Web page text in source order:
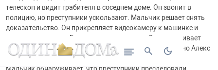
телескоп и видит грабителя в соседнем доме. Он звонит в
полицию, но преступники ускользают. Мальчик решает снять
доказательство. Он прикрепляет видеокамеру к машинке и
запускает ее в дом. Бопре замечает слежку. Он вытаскивает
кассету из камеры. Элис пытается отобрать машинку, но Алекс
дает максимальную мощность. Машинка вырывается.